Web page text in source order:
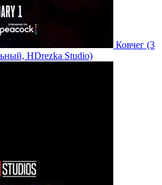
Ковчег (3
HDrezka Studio)